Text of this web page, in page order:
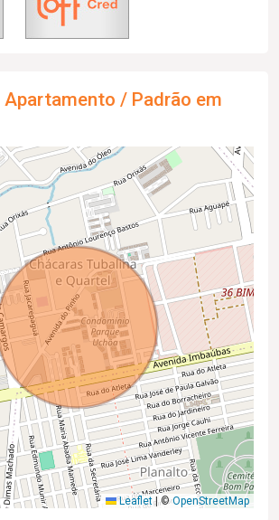
/ Padrão em
Leaflet |©OpenStreetMap